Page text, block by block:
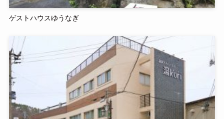
ゲストハウスゆうなぎ